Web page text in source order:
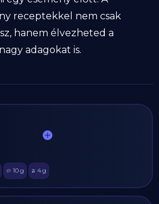
receptekkel nem csak
hanem élvezheted a
adagokat is.
🥔 10g 🫒 4g